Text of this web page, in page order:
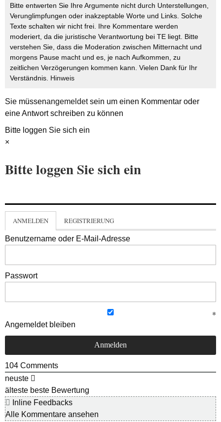
Bitte entwerten Sie Ihre Argumente nicht durch Unterstellungen,
Verunglimpfungen oder inakzeptable Worte und Links. Solche
Texte schalten wir nicht frei. Ihre Kommentare werden
moderiert, da die juristische Verantwortung bei TE liegt. Bitte
verstehen Sie, dass die Moderation zwischen Mitternacht und
morgens Pause macht und es, je nach Aufkommen, zu
zeitlichen Verzögerungen kommen kann. Vielen Dank für Ihr
Verständnis. Hinweis
Sie müssenangemeldetsein um einen Kommentar oder
eine Antwort schreiben zu können
Bitte loggen Sie sich ein
×
Bitte loggen Sie sich ein
ANMELDEN REGISTRIERUNG
Benutzername oder E-Mail-Adresse
Passwort
Angemeldet bleiben
104 Comments
neuste
älteste beste Bewertung
Inline Feedbacks
Alle Kommentare ansehen